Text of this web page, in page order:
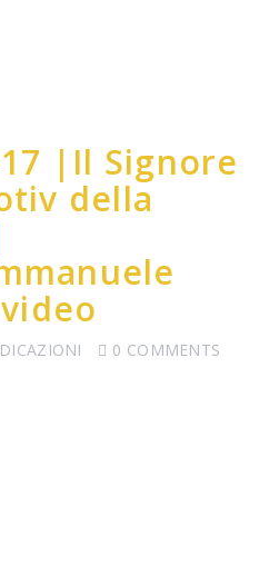
|Il Signore
della
0 COMMENTS